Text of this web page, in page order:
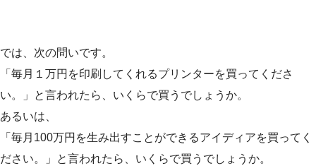
では、次の問いです。
「毎月１万円を印刷してくれるプリンターを買ってくださ
い。」と言われたら、いくらで買うでしょうか。
あるいは、
「毎月100万円を生み出すことができるアイディアを買ってく
ださい。」と言われたら、いくらで買うでしょうか。